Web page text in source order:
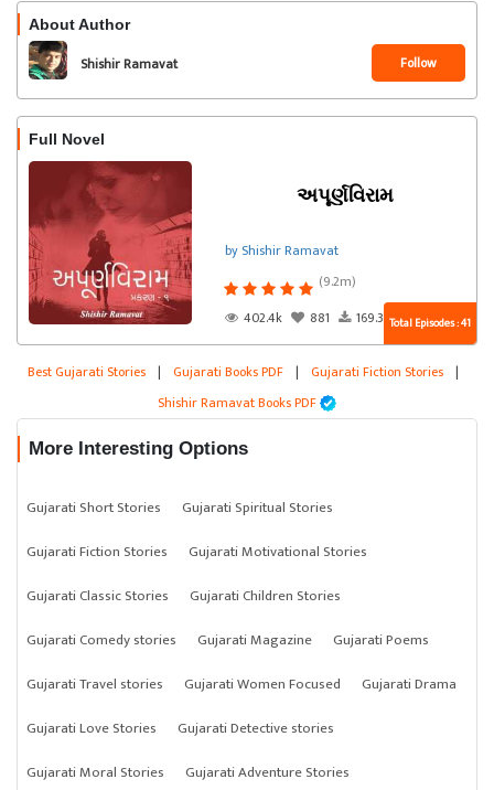
About Author
Shishir Ramavat Follow
Full Novel
અપૂર્ણવિરામ
by Shishir Ramavat
(9.2m)
402.4k
881 169.3kTotal Episodes : 41
Best Gujarati Stories | Gujarati Books PDF | Gujarati Fiction Stories |
Shishir Ramavat Books PDF
More Interesting Options
Gujarati Short Stories
Gujarati Spiritual Stories
Gujarati Fiction Stories
Gujarati Motivational Stories
Gujarati Classic Stories
Gujarati Children Stories
Gujarati Comedy stories
Gujarati Magazine
Gujarati Poems
Gujarati Travel stories
Gujarati Women Focused
Gujarati Drama
Gujarati Love Stories
Gujarati Detective stories
Gujarati Moral Stories
Gujarati Adventure Stories